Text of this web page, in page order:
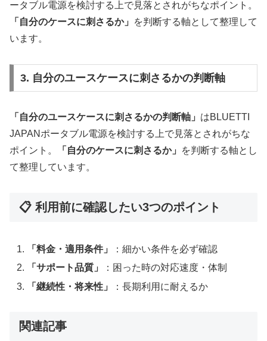
ータブル電源を検討する上で見落とされがちなポイント。
「自分のケースに刺さるか」
を判断する軸として整理して
います。
3. 自分のユースケースに刺さるかの判断軸
「自分のユースケースに刺さるかの判断軸」 はBLUETTI
JAPANポータブル電源を検討する上で見落とされがちな
ポイント。
「自分のケースに刺さるか」
を判断する軸とし
て整理しています。
📋 利用前に確認したい3つのポイント
「料金・適用条件」
：細かい条件を必ず確認
「サポート品質」
：困った時の対応速度・体制
「継続性・将来性」
：長期利用に耐えるか
関連記事